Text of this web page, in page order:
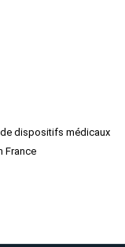
dispositifs médicaux
France